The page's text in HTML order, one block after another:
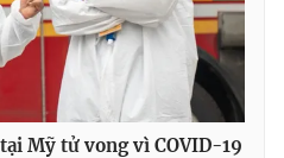
Mỹ tử vong vì COVID-19